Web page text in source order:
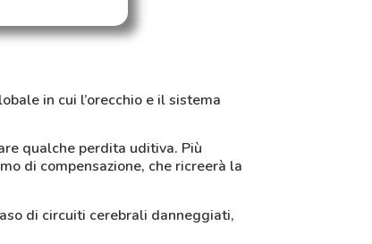
in cui l’orecchio e il sistema
qualche perdita uditiva. Più
di compensazione, che ricreerà la
di circuiti cerebrali danneggiati,